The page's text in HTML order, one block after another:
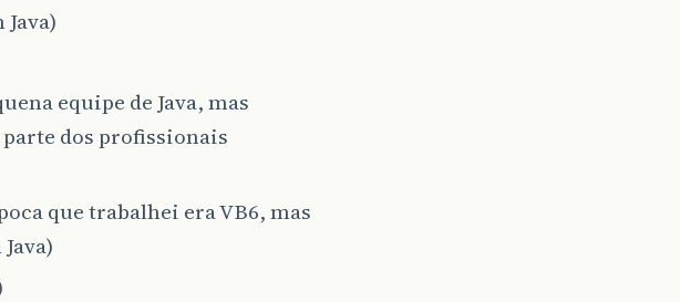
equipe de Java, mas
dos profissionais
que trabalhei era VB6, mas